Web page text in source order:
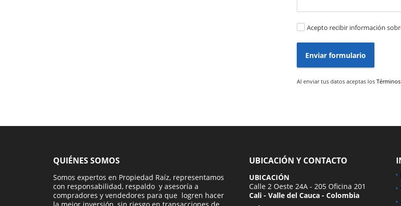
Acepto recibir información
Enviar formulario
Al enviar tus datos aceptas los
QUIÉNES SOMOS
Somos expertos en Propiedad Raíz, representamos
con responsabilidad, respaldo y asesoría a
compradores y vendedores para que logren hacer
UBICACIÓN Y CONTACTO
UBICACIÓN
Calle 2 Oeste 24A - 205 Oficina 201
Cali - Valle del Cauca - Colombia